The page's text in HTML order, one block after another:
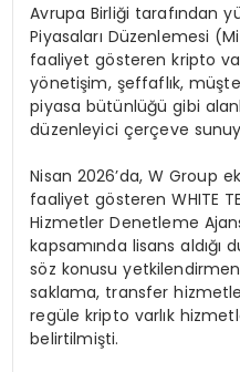
Avrupa Birliği tarafından
Piyasaları Düzenlemesi
faaliyet gösteren kripto
yönetişim, şeffaflık,
piyasa bütünlüğü gibi
düzenleyici çerçeve
Nisan 2026’da, W Group
faaliyet gösteren WHITE
Hizmetler Denetleme
kapsamında lisans aldığı
söz konusu
saklama, transfer
regüle kripto varlık
belirtilmişti.